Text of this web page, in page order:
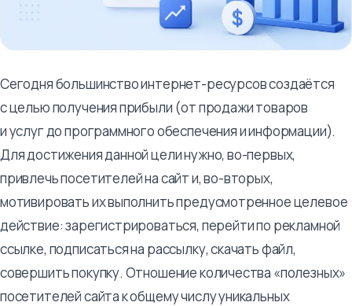
Сегодня большинство интернет-ресурсов создаётся
с целью получения прибыли (от продажи товаров
и услуг до программного обеспечения и информации).
Для достижения данной цели нужно, во-первых,
привлечь посетителей на сайт и, во-вторых,
мотивировать их выполнить предусмотренное целевое
действие: зарегистрироваться, перейти по рекламной
ссылке, подписаться на рассылку, скачать файл,
совершить покупку. Отношение количества «полезных»
посетителей сайта к общему числу уникальных